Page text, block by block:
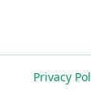
Privacy